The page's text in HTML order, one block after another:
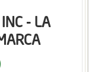
- LA